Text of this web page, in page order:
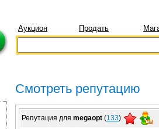
Аукцион Продать
Смотреть репутацию
Репутация для megaopt (133)